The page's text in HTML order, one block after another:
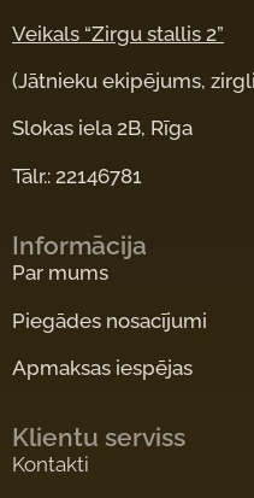
Veikals “Zirgu stallis 2”
(Jātnieku ekipējums,
Slokas iela 2B, Rīga
Tālr.: 22146781
Informācija
Par mums
Piegādes nosacījumi
Apmaksas iespējas
Klientu serviss
Kontakti